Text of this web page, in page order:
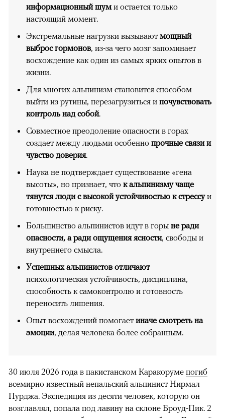
информационный шум и остается только
настоящий момент.
Экстремальные нагрузки вызывают мощный
выброс гормонов, из-за чего мозг запоминает
восхождение как один из самых ярких опытов в
жизни.
Для многих альпинизм становится способом
выйти из рутины, перезагрузиться и почувствовать
контроль над собой.
Совместное преодоление опасности в горах
создает между людьми особенно прочные связи и
чувство доверия.
Наука не подтверждает существование «гена
высоты», но признает, что к альпинизму чаще
тянутся люди с высокой устойчивостью к стрессуи
готовностью к риску.
Большинство альпинистов идут в горы не ради
опасности, а ради ощущения ясности, свободы и
внутреннего смысла.
Успешных альпинистов отличают
психологическая устойчивость, дисциплина,
способность к самоконтролю и готовность
переносить лишения.
Опыт восхождений помогает иначе смотреть на
эмоции, делая человека более собранным.
30 июля 2026 года в пакистанском Каракоруме погиб
всемирно известный непальский альпинист Нирмал
Пурджа. Экспедиция из десяти человек, которую он
возглавлял, попала под лавину на склоне Броуд-Пик. 2